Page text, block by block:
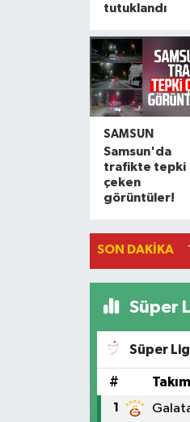
tutuklandı
SAMSUN
Samsun'da
trafikte tepki
çeken
görüntüler!
SON DAKIKA
Süper
Süper Lig
# Takım
1